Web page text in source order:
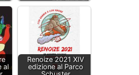
al
Renoize 2021 XIV
edizione al Parco